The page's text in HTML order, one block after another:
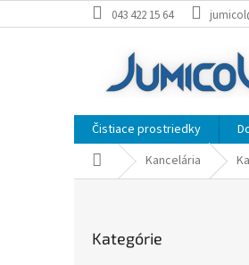
na
043 422 15 64
Čistiace prostriedky
DomovKancelária
kategórie
Kategórie